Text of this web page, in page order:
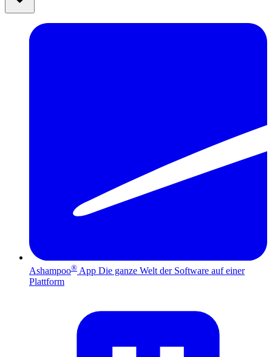
Ashampoo® App Die ganze Welt der Software auf einer
Plattform